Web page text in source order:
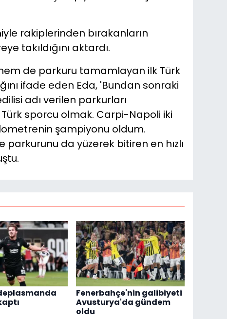
rakiplerinden bırakanların
takıldığını aktardı.
de parkuru tamamlayan ilk Türk
ifade eden Eda, 'Bundan sonraki
adı verilen parkurları
sporcu olmak. Carpi-Napoli iki
şampiyonu oldum.
da yüzerek bitiren en hızlı
Fenerbahçe'nin galibiyeti
Avusturya'da gündem
oldu